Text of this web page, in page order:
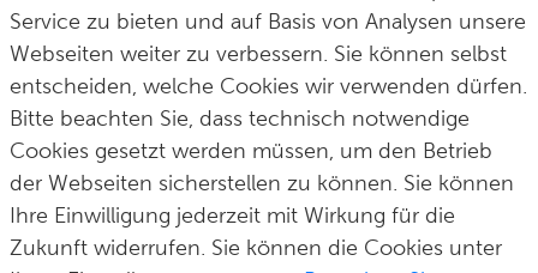
Zur Anmeldung
Service zu bieten und auf Basis von Analysen unsere
Webseiten weiter zu verbessern. Sie können selbst
entscheiden, welche Cookies wir verwenden dürfen.
Bitte beachten Sie, dass technisch notwendige
Cookies gesetzt werden müssen, um den Betrieb
der Webseiten sicherstellen zu können. Sie können
Ihre Einwilligung jederzeit mit Wirkung für die
Zukunft widerrufen. Sie können die Cookies unter